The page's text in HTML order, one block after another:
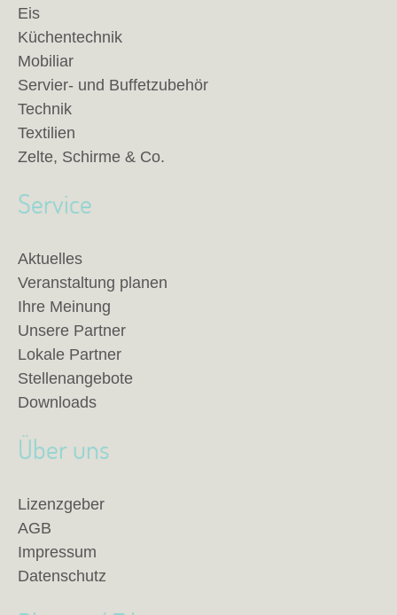
Eis
Küchentechnik
Mobiliar
Servier- und Buffetzubehör
Technik
Textilien
Zelte, Schirme & Co.
Service
Aktuelles
Veranstaltung planen
Ihre Meinung
Unsere Partner
Lokale Partner
Stellenangebote
Downloads
Über uns
Lizenzgeber
AGB
Impressum
Datenschutz